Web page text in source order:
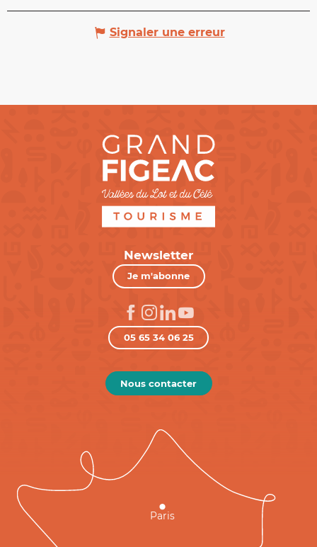
Signaler une erreur
Newsletter
Je m'abonne
05 65 34 06 25
Nous contacter
Paris